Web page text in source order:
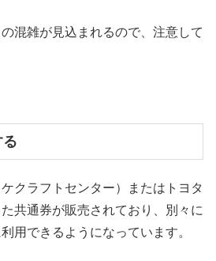
混雑が見込まれるので、注意して
クラフトセンター）またはトヨタ
共通券が販売されており、別々に
用できるようになっています。